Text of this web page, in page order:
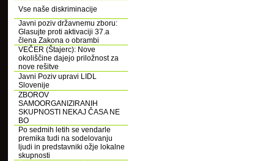
Vse naše diskriminacije
Javni poziv državnemu zboru:
Glasujte proti aktivaciji 37.a
člena Zakona o obrambi
VEČER (Štajerc): Nove
okoliščine dajejo priložnost za
nove rešitve
Javni Poziv upravi LIDL
Slovenije
ZBOROV
SAMOORGANIZIRANIH
SKUPNOSTI NEKAJ ČASA NE
BO
Po sedmih letih se vendarle
premika tudi na sodelovanju
ljudi in predstavniki ožje lokalne
skupnosti